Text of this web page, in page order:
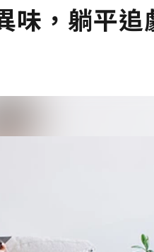
味，躺平追